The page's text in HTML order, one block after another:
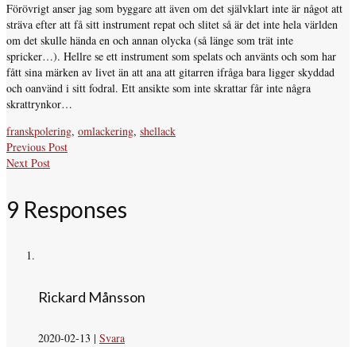
Förövrigt anser jag som byggare att även om det självklart inte är något att
sträva efter att få sitt instrument repat och slitet så är det inte hela världen
om det skulle hända en och annan olycka (så länge som trät inte
spricker…). Hellre se ett instrument som spelats och använts och som har
fått sina märken av livet än att ana att gitarren ifråga bara ligger skyddad
och oanvänd i sitt fodral. Ett ansikte som inte skrattar får inte några
skrattrynkor…
franskpolering, omlackering, shellack
Previous Post
Next Post
9 Responses
Rickard Månsson
2020-02-13 | Svara